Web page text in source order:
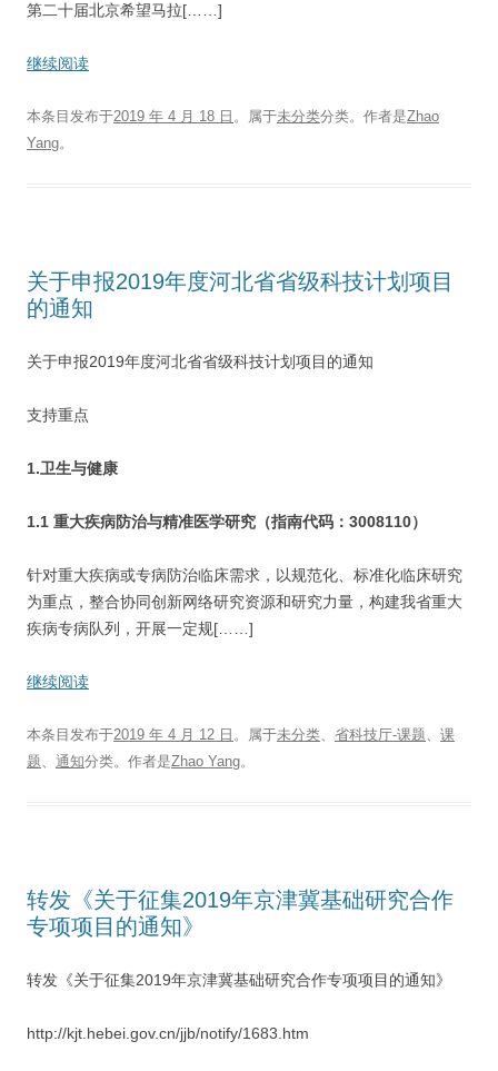
第二十届北京希望马拉[……]
继续阅读
本条目发布于2019 年 4 月 18 日 。属于未分类分类。 作者是Zhao
Yang。
关于申报2019年度河北省省级科技计划项目
的通知
关于申报2019年度河北省省级科技计划项目的通知
支持重点
1.卫生与健康
1.1 重大疾病防治与精准医学研究（指南代码：3008110）
针对重大疾病或专病防治临床需求，以规范化、标准化临床研究
为重点，整合协同创新网络研究资源和研究力量，构建我省重大
疾病专病队列，开展一定规[……]
继续阅读
本条目发布于2019 年 4 月 12 日 。属于未分类、 省科技厅-课题、 课
题、 通知分类。 作者是Zhao Yang。
转发《关于征集2019年京津冀基础研究合作
专项项目的通知》
转发《关于征集2019年京津冀基础研究合作专项项目的通知》
http://kjt.hebei.gov.cn/jjb/notify/1683.htm